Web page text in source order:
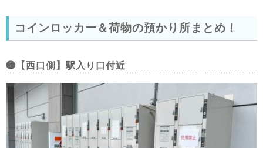
コインロッカー＆荷物の預かり所まとめ！
❶【西口側】駅入り口付近